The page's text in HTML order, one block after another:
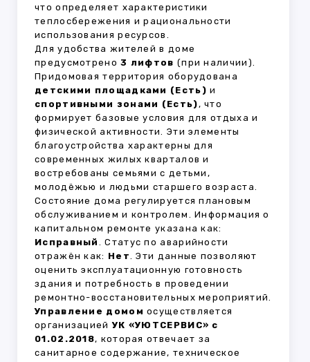
что определяет характеристики
теплосбережения и рациональности
использования ресурсов.
Для удобства жителей в доме
предусмотрено3 лифтов (при наличии).
Придомовая территория оборудована
детскими площадками (Есть) и
спортивными зонами (Есть), что
формирует базовые условия для отдыха и
физической активности. Эти элементы
благоустройства характерны для
современных жилых кварталов и
востребованы семьями с детьми,
молодёжью и людьми старшего возраста.
Состояние дома регулируется плановым
обслуживанием и контролем. Информация о
капитальном ремонте указана как:
Исправный . Статус по аварийности
отражён как: Нет. Эти данные позволяют
оценить эксплуатационную готовность
здания и потребность в проведении
ремонтно-восстановительных мероприятий.
Управление домом осуществляется
организациейУК «УЮТСЕРВИС» с
01.02.2018, которая отвечает за
санитарное содержание, техническое